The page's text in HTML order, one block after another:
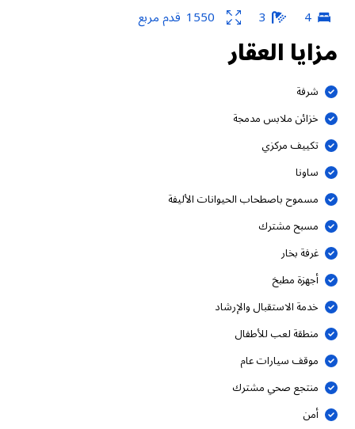
4
3
1550 قدم مربع
مزايا العقار
شرفة
خزائن ملابس مدمجة
تكييف مركزي
ساونا
مسموح باصطحاب الحيوانات الأليفة
مسبح مشترك
غرفة بخار
أجهزة مطبخ
خدمة الاستقبال والإرشاد
منطقة لعب للأطفال
موقف سيارات عام
منتجع صحي مشترك
أمن